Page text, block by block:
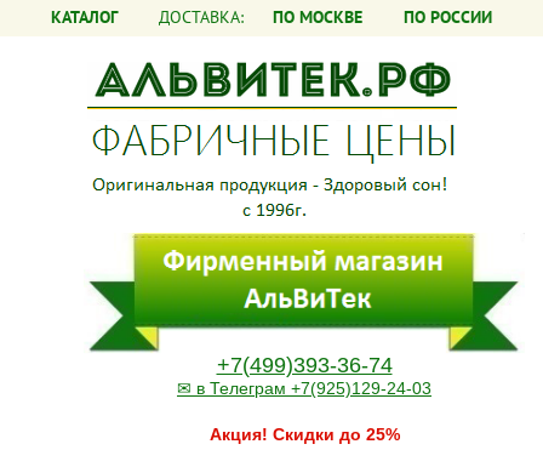
КАТАЛОГ ДОСТАВКА: ПО МОСКВЕ ПО РОССИИ
+7(499)393-36-74
✉ в Телеграм +7(925)129-24-03
Акция! Скидки до 25%